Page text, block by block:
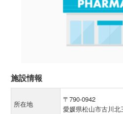
施設情報
所在地
〒790-0942
愛媛県松山市古川北